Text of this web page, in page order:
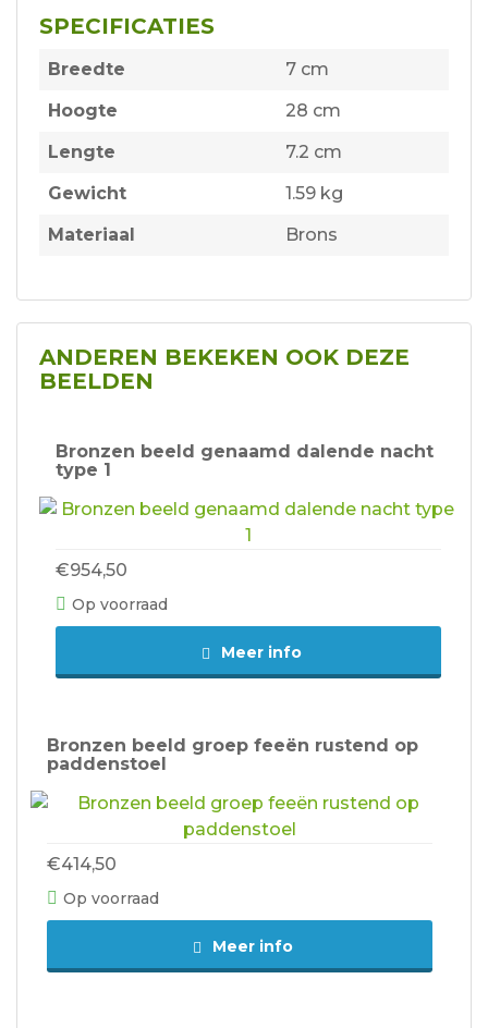
SPECIFICATIES
Breedte
7 cm
Hoogte
28 cm
Lengte
7.2 cm
Gewicht
1.59 kg
Materiaal
Brons
ANDEREN BEKEKEN OOK DEZE
BEELDEN
Bronzen beeld genaamd dalende nacht
type 1
€954,50
Op voorraad
Meer info
Bronzen beeld groep feeën rustend op
paddenstoel
€414,50
Op voorraad
Meer info